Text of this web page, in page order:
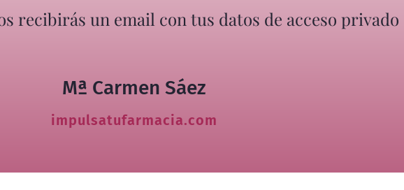
recibirás un email con tus datos de acceso privado
Mª Carmen Sáez
impulsatufarmacia.com